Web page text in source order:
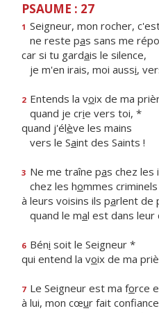
PSAUME : 27
1 Seigneur, mon rocher,
ne reste pas sans me
car si tu gardais le silence,
je m'en irais, moi aussi,
2 Entends la voix de ma
quand je crie vers toi, *
quand j'élève les mains
vers le Saint des Saints !
3 Ne me traîne pas chez les
chez les hommes
à leurs voisins ils parlent de
quand le mal est dans leur
6 Béni soit le Seigneur *
qui entend la voix de ma
7 Le Seigneur est ma force
à lui, mon cœur fait